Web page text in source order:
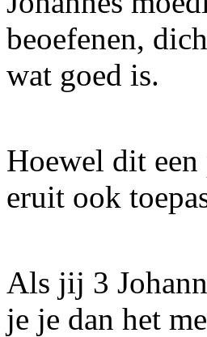
beoefenen,
wat goed is.
Hoewel dit
eruit ook
Als jij 3
je je dan het